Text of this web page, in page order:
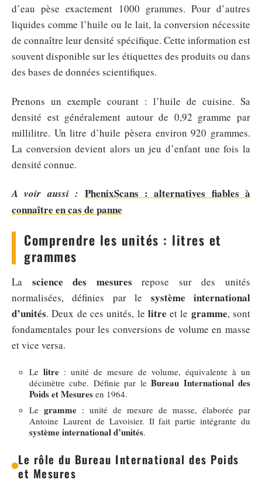
d’eau pèse exactement 1000 grammes. Pour d’autres
liquides comme l’huile ou le lait, la conversion nécessite
de connaître leur densité spécifique. Cette information est
souvent disponible sur les étiquettes des produits ou dans
des bases de données scientifiques.
Prenons un exemple courant : l’huile de cuisine. Sa
densité est généralement autour de 0,92 gramme par
millilitre. Un litre d’huile pèsera environ 920 grammes.
La conversion devient alors un jeu d’enfant une fois la
densité connue.
A voir aussi : PhenixScans : alternatives fiables à
connaître en cas de panne
Comprendre les unités : litres et
grammes
La science des mesures repose sur des unités
normalisées, définies par le système international
d’unités. Deux de ces unités, le litre et le gramme, sont
fondamentales pour les conversions de volume en masse
et vice versa.
Le litre : unité de mesure de volume, équivalente à un
décimètre cube. Définie par leBureau International des
Poids et Mesures en 1964.
Le gramme : unité de mesure de masse, élaborée par
Antoine Laurent de Lavoisier. Il fait partie intégrante du
système international d’unités.
Le rôle du Bureau International des Poids
et Mesures